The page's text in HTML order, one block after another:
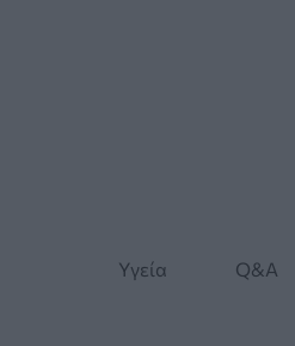
Yγεία Q&A